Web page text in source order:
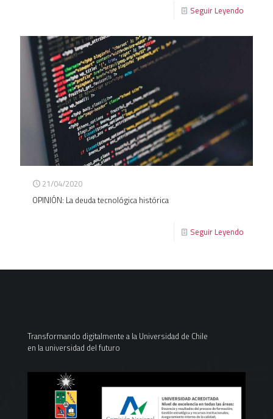
Seguir Leyendo
21/04/2020
OPINIÓN: La deuda tecnológica histórica
Seguir Leyendo
Transformando digitalmente a la Universidad de Chile
en la universidad del futuro